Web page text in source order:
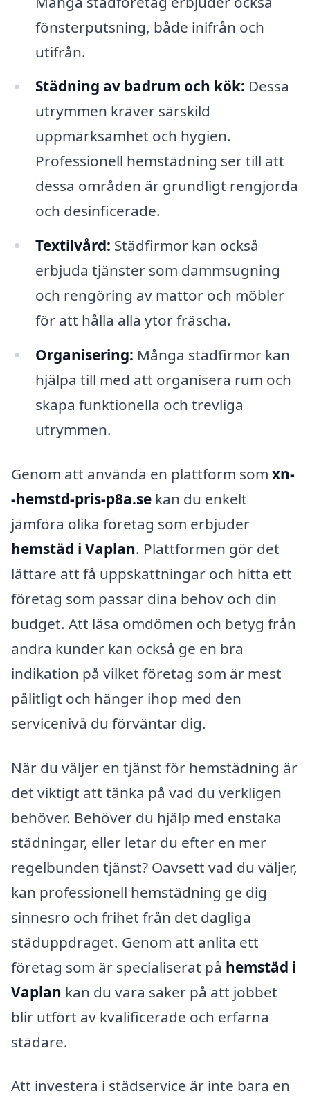
fönsterputsning, både inifrån och
utifrån.
Städning av badrum och kök: Dessa
utrymmen kräver särskild
uppmärksamhet och hygien.
Professionell hemstädning ser till att
dessa områden är grundligt rengjorda
och desinficerade.
Textilvård: Städfirmor kan också
erbjuda tjänster som dammsugning
och rengöring av mattor och möbler
för att hålla alla ytor fräscha.
Organisering: Många städfirmor kan
hjälpa till med att organisera rum och
skapa funktionella och trevliga
utrymmen.
Genom att använda en plattform som xn-
-hemstd-pris-p8a.se kan du enkelt
jämföra olika företag som erbjuder
hemstäd i Vaplan. Plattformen gör det
lättare att få uppskattningar och hitta ett
företag som passar dina behov och din
budget. Att läsa omdömen och betyg från
andra kunder kan också ge en bra
indikation på vilket företag som är mest
pålitligt och hänger ihop med den
servicenivå du förväntar dig.
När du väljer en tjänst för hemstädning är
det viktigt att tänka på vad du verkligen
behöver. Behöver du hjälp med enstaka
städningar, eller letar du efter en mer
regelbunden tjänst? Oavsett vad du väljer,
kan professionell hemstädning ge dig
sinnesro och frihet från det dagliga
städuppdraget. Genom att anlita ett
företag som är specialiserat på hemstäd i
Vaplan kan du vara säker på att jobbet
blir utfört av kvalificerade och erfarna
städare.
Att investera i städservice är inte bara en